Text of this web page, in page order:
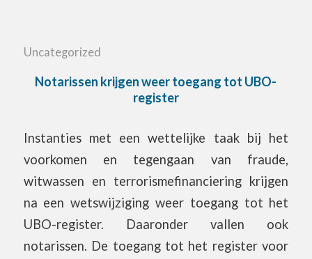
Uncategorized
Notarissen krijgen weer toegang tot UBO-
register
Instanties met een wettelijke taak bij het
voorkomen en tegengaan van fraude,
witwassen en terrorismefinanciering krijgen
na een wetswijziging weer toegang tot het
UBO-register. Daaronder vallen ook
notarissen. De toegang tot het register voor